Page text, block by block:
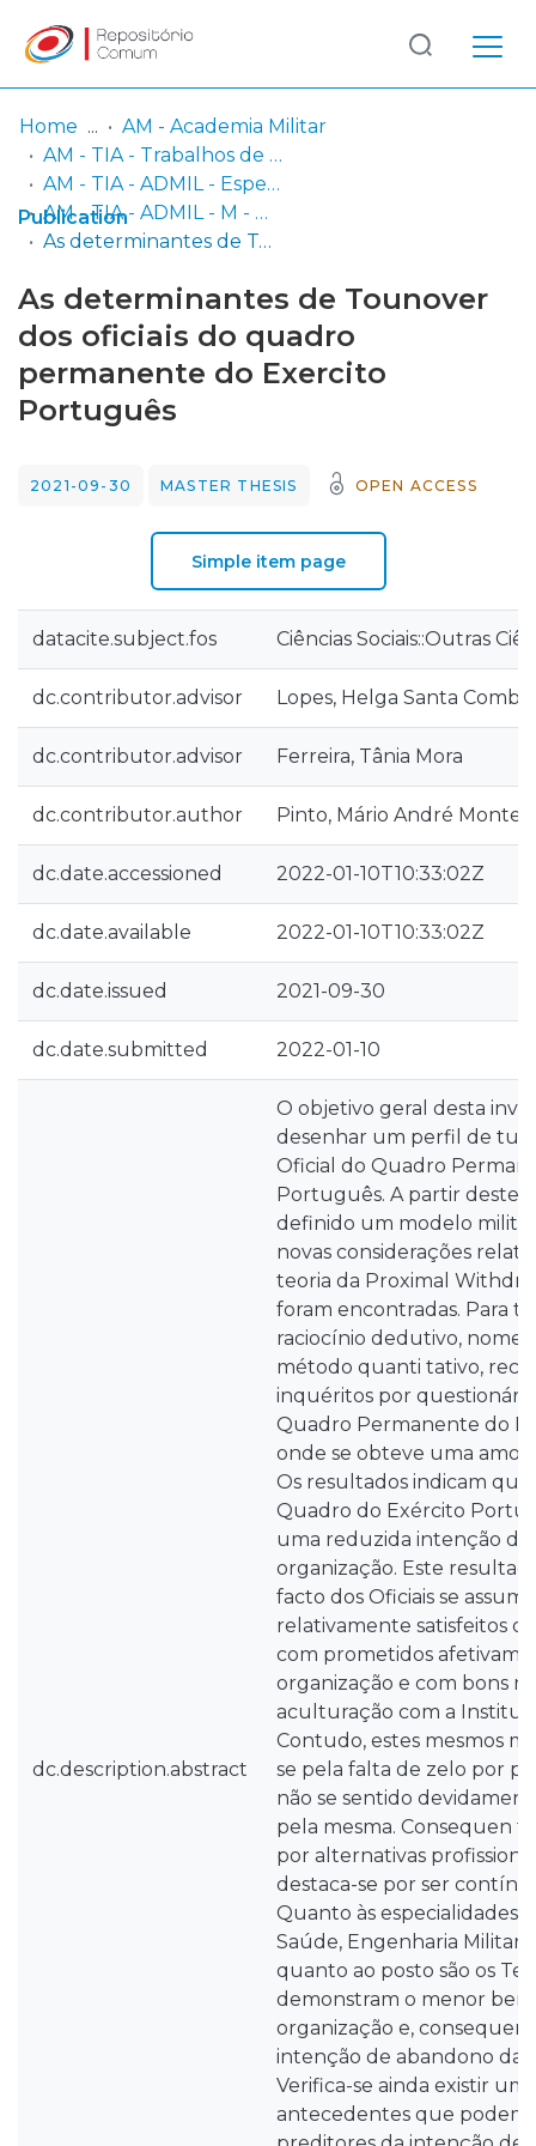
Communities
& Collections
Browse repository
Statistics
Log
In
(current)
Home
AM - Academia Militar
AM - TIA - Trabalhos de Investigação Aplicada
AM - TIA - ADMIL - Especialidade de Administração
AM - TIA - ADMIL - M - Mestrado em Ciências Militares na Especialidade de Administração Militar
As determinantes de Tounover dos oficiais do quadro permanente do Exercito Português
Publication
As determinantes de Tounover
dos oficiais do quadro
permanente do Exercito
Português
2021-09-30 MASTER THESIS OPEN ACCESS
Simple item page
datacite.subject.fos Ciências Sociais::Outras
dc.contributor.advisor Lopes, Helga Santa Comba
dc.contributor.advisor Ferreira, Tânia Mora
dc.contributor.author Pinto, Mário André
dc.date.accessioned 2022-01-10T10:33:02Z
dc.date.available 2022-01-10T10:33:02Z
dc.date.issued 2021-09-30
dc.date.submitted 2022-01-10
dc.description.abstract
O objetivo geral desta
desenhar um perfil de
Oficial do Quadro
Português. A partir deste
definido um modelo
novas considerações
teoria da Proximal
foram encontradas. Para
raciocínio dedutivo,
método quanti tativo,
inquéritos por questionário
Quadro Permanente do
onde se obteve uma
Os resultados indicam que
Quadro do Exército
uma reduzida intenção de
organização. Este
facto dos Oficiais se
relativamente satisfeitos
com prometidos
organização e com bons
aculturação com a
Contudo, estes mesmos
se pela falta de zelo por
não se sentido
pela mesma. Consequen
por alternativas
destaca-se por ser
Quanto às especialidades
Saúde, Engenharia Militar
quanto ao posto são os
demonstram o menor
organização e,
intenção de abandono da
Verifica-se ainda existir
antecedentes que podem